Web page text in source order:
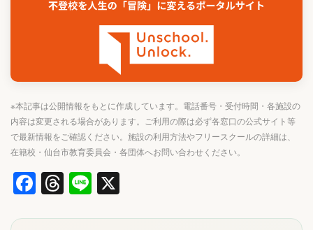
※本記事は公開情報をもとに作成しています。電話番号・受付時間・各施設の
内容は変更される場合があります。ご利用の際は必ず各窓口の公式サイト等
で最新情報をご確認ください。施設の利用方法やフリースクールの詳細は、
在籍校・仙台市教育委員会・各団体へお問い合わせください。
Facebook
Threads
Line